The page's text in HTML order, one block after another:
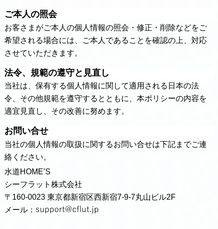
ご本人の照会
お客さまがご本人の個人情報の照会・修正・削除などをご
希望される場合には、ご本人であることを確認の上、対応
させていただきます。
法令、規範の遵守と見直し
当社は、保有する個人情報に関して適用される日本の法
令、その他規範を遵守するとともに、本ポリシーの内容を
適宜見直し、その改善に努めます。
お問い合せ
当社の個人情報の取扱に関するお問い合せは下記までご連
絡ください。
水道HOME’S
シーフラット株式会社
〒160-0023 東京都新宿区西新宿7-9-7丸山ビル2F
メール：